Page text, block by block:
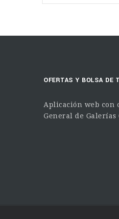
OFERTAS Y BOLSA DE
Aplicación web con
General de Galerías